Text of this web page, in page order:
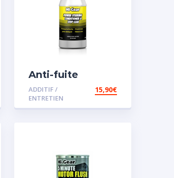
Anti-fuite
concentré pour
direction
assistée
ADDITIF /
ENTRETIEN
15,90€